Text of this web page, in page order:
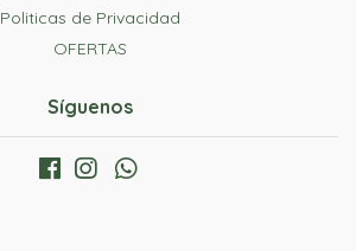
Politicas de Privacidad
OFERTAS
Síguenos